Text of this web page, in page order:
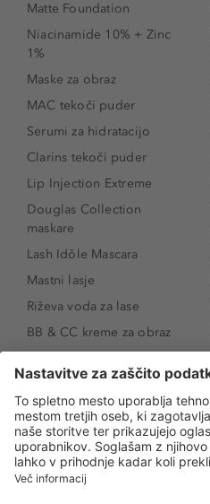
Matte Foundation
Niacinamide 10% + Zinc
1%
Maske za obraz
MAC tekoči puder
Serumi za hidratacijo
Clarins tekoči puder
Lip Injection Extreme
Douglas Collection
maskare
Lash Idôle Mascara
Mastni lasje
Riževa voda za lase
BB & CC kreme za obraz
SPF 30
Senčila za oči
Tekoči puder
Ličenje povešenih vek
Kako povečati oči